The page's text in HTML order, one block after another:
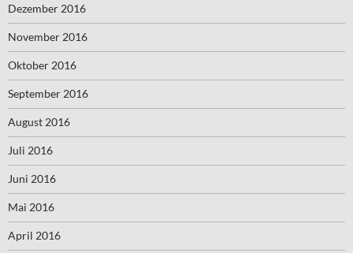
Dezember 2016
November 2016
Oktober 2016
September 2016
August 2016
Juli 2016
Juni 2016
Mai 2016
April 2016